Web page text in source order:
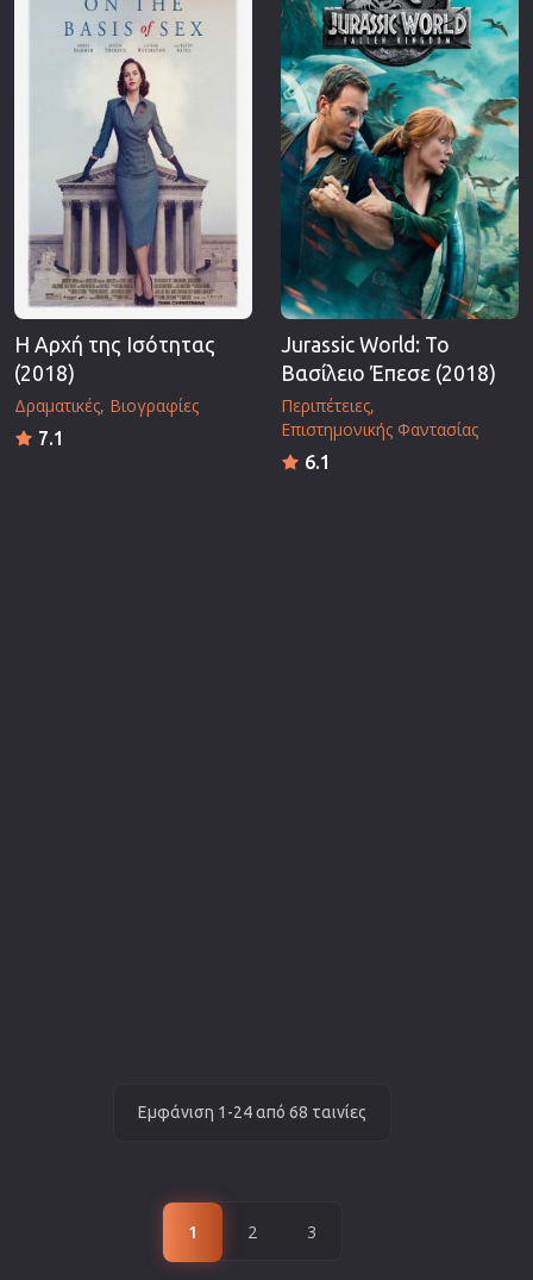
Η Αρχή της Ισότητας
(2018)
Δραματικές Βιογραφίες
7.1
Jurassic World: Το
Βασίλειο Έπεσε (2018)
Περιπέτειες
Επιστημονικής Φαντασίας
6.1
Εμφάνιση 1-24 από 68 ταινίες
1 2 3